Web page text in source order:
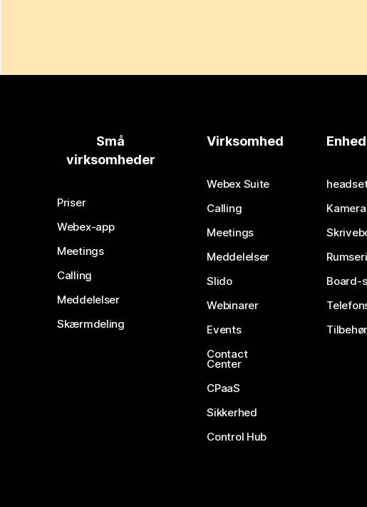
Små
virksomheder
Priser
Webex-app
Meetings
Calling
Meddelelser
Skærmdeling
Virksomhed
Webex Suite
Calling
Meetings
Meddelelser
Slido
Webinarer
Events
Contact
Center
CPaaS
Sikkerhed
Control Hub
Board-
Tilbehør